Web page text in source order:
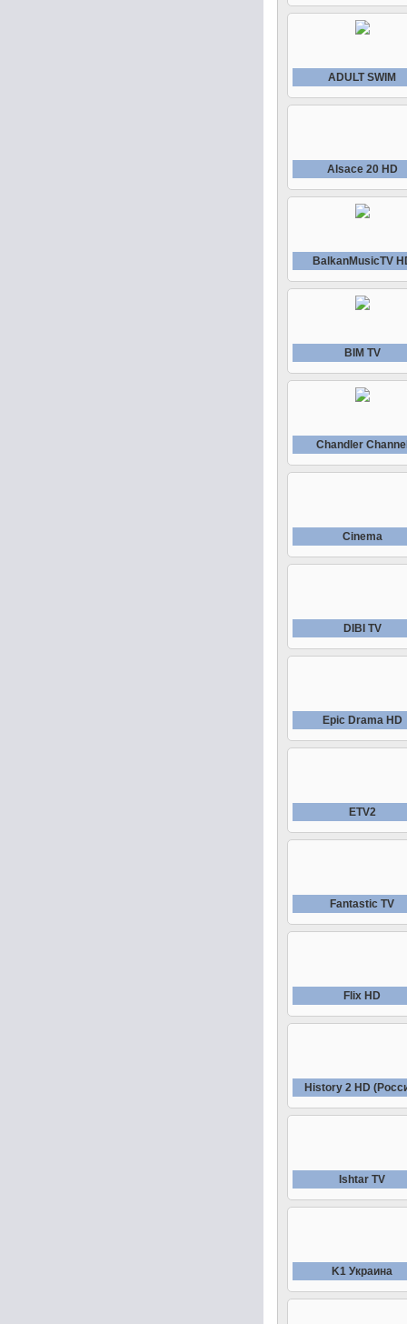
ADULT SWIM
Alsace 20 HD
BalkanMusicTV
BIM TV
Chandler
Cinema
DIBI TV
Epic Drama HD
ETV2
Fantastic TV
Fliх HD
History 2 HD
Ishtar TV
K1 Украина